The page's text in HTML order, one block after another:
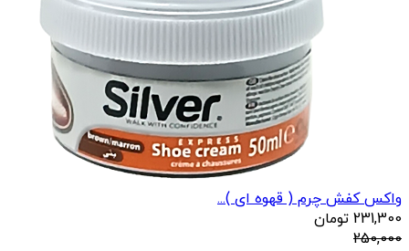
واکس کفش چرم ( قهوه ای )...
231,300 تومان
250,000